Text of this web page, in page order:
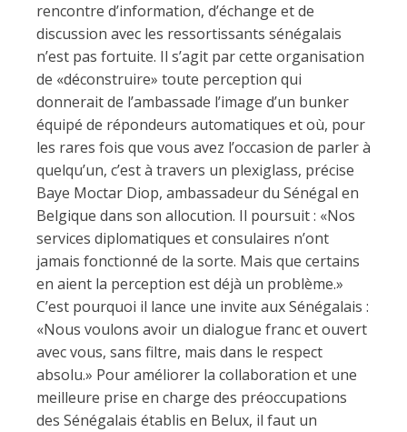
rencontre d’information, d’échange et de
discussion avec les ressortissants sénégalais
n’est pas fortuite. Il s’agit par cette organisation
de «déconstruire» toute perception qui
donnerait de l’ambassade l’image d’un bunker
équipé de répondeurs automatiques et où, pour
les rares fois que vous avez l’occasion de parler à
quelqu’un, c’est à travers un plexiglass, précise
Baye Moctar Diop, ambassadeur du Sénégal en
Belgique dans son allocution. Il poursuit : «Nos
services diplomatiques et consulaires n’ont
jamais fonctionné de la sorte. Mais que certains
en aient la perception est déjà un problème.»
C’est pourquoi il lance une invite aux Sénégalais :
«Nous voulons avoir un dialogue franc et ouvert
avec vous, sans filtre, mais dans le respect
absolu.» Pour améliorer la collaboration et une
meilleure prise en charge des préoccupations
des Sénégalais établis en Belux, il faut un